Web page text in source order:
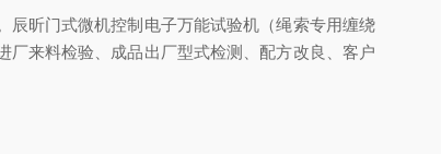
昕门式微机控制电子万能试验机（绳索专用缠绕
来料检验、成品出厂型式检测、配方改良、客户